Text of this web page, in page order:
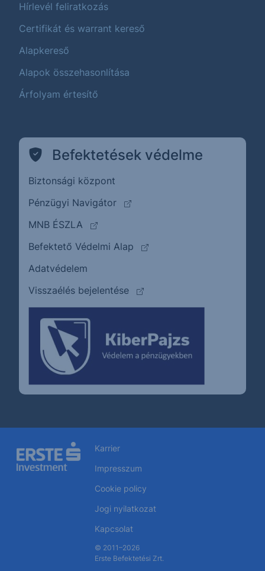
Hírlevél feliratkozás
Certifikát és warrant kereső
Alapkereső
Alapok összehasonlítása
Árfolyam értesítő
Befektetések védelme
Biztonsági központ
Pénzügyi Navigátor
(külső oldalra ugrik)
MNB ÉSZLA
(külső oldalra ugrik)
Befektető Védelmi Alap
(külső oldalra ugrik)
Adatvédelem
Visszaélés bejelentése
(külső oldalra ugrik)
Karrier
Impresszum
Cookie policy
Jogi nyilatkozat
Kapcsolat
© 2011–2026
Erste Befektetési Zrt.